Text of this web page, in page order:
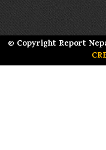
© Copyright Report